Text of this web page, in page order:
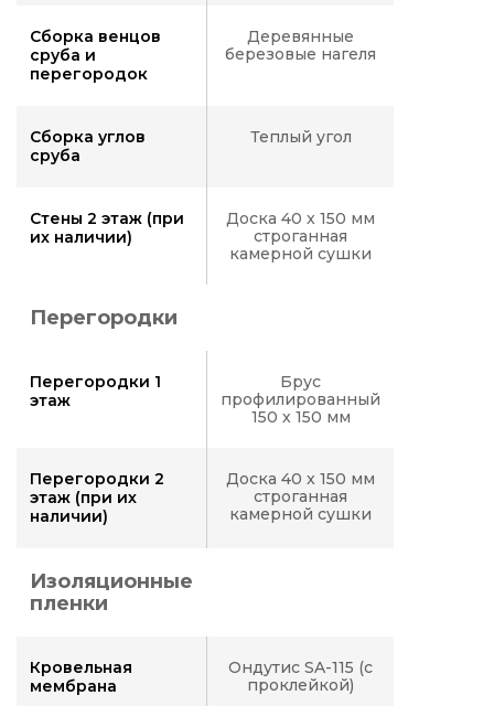
Сборка венцов
сруба и
перегородок
Деревянные
березовые нагеля
Сборка углов
сруба
Теплый угол
Стены 2 этаж (при
их наличии)
Доска 40 x 150 мм
строганная
камерной сушки
Перегородки
Перегородки 1
этаж
Брус
профилированный
150 х 150 мм
Перегородки 2
этаж (при их
наличии)
Доска 40 x 150 мм
строганная
камерной сушки
Изоляционные
пленки
Кровельная
мембрана
Ондутис SA-115 (с
проклейкой)